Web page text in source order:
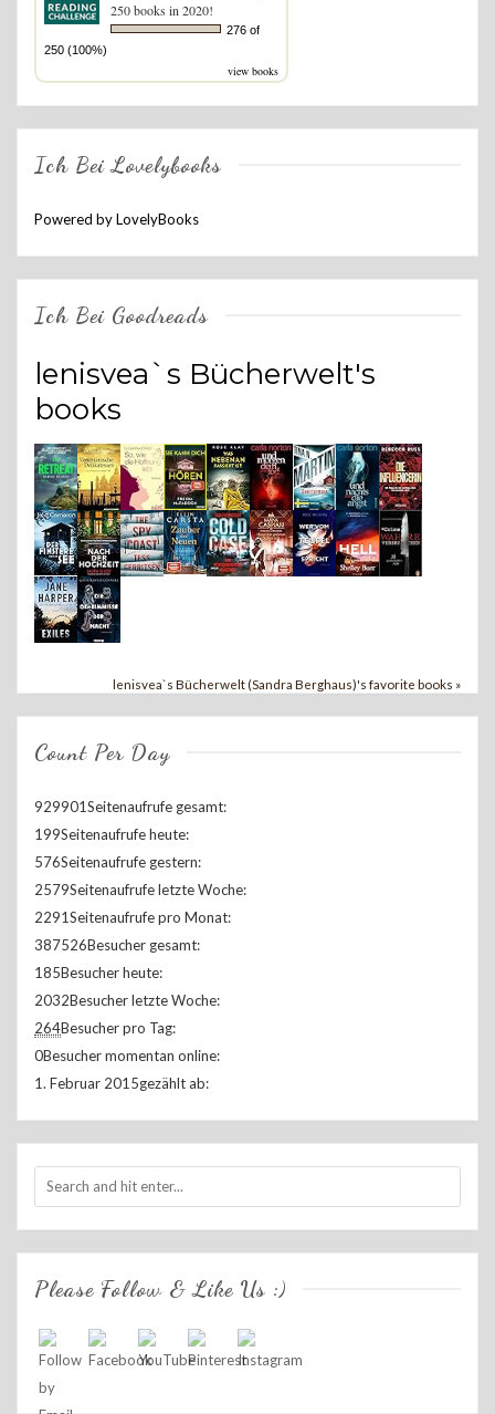
250 books in 2020!
276 of
250 (100%)
view books
Ich Bei Lovelybooks
Powered by LovelyBooks
Ich Bei Goodreads
lenisvea`s Bücherwelt's
books
lenisvea`s Bücherwelt (Sandra Berghaus)'s favorite books »
Count Per Day
929901Seitenaufrufe gesamt:
199Seitenaufrufe heute:
576Seitenaufrufe gestern:
2579Seitenaufrufe letzte Woche:
2291Seitenaufrufe pro Monat:
387526Besucher gesamt:
185Besucher heute:
2032Besucher letzte Woche:
264Besucher pro Tag:
0Besucher momentan online:
1. Februar 2015gezählt ab:
Please Follow & Like Us :)